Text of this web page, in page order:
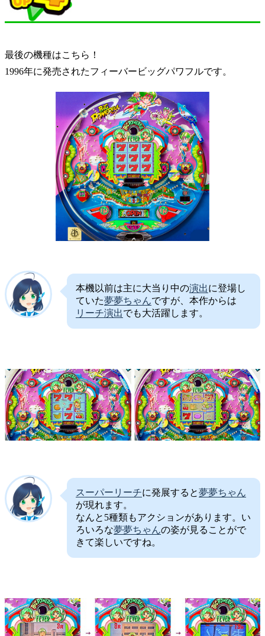
最後の機種はこちら！
1996年に発売されたフィーバービッグパワフルです。
本機以前は主に大当り中の演出に登場し
ていた夢夢ちゃんですが、本作からは
リーチ演出でも大活躍します。
スーパーリーチに発展すると夢夢ちゃん
が現れます。
なんと5種類もアクションがあります。い
ろいろな夢夢ちゃんの姿が見ることがで
きて楽しいですね。